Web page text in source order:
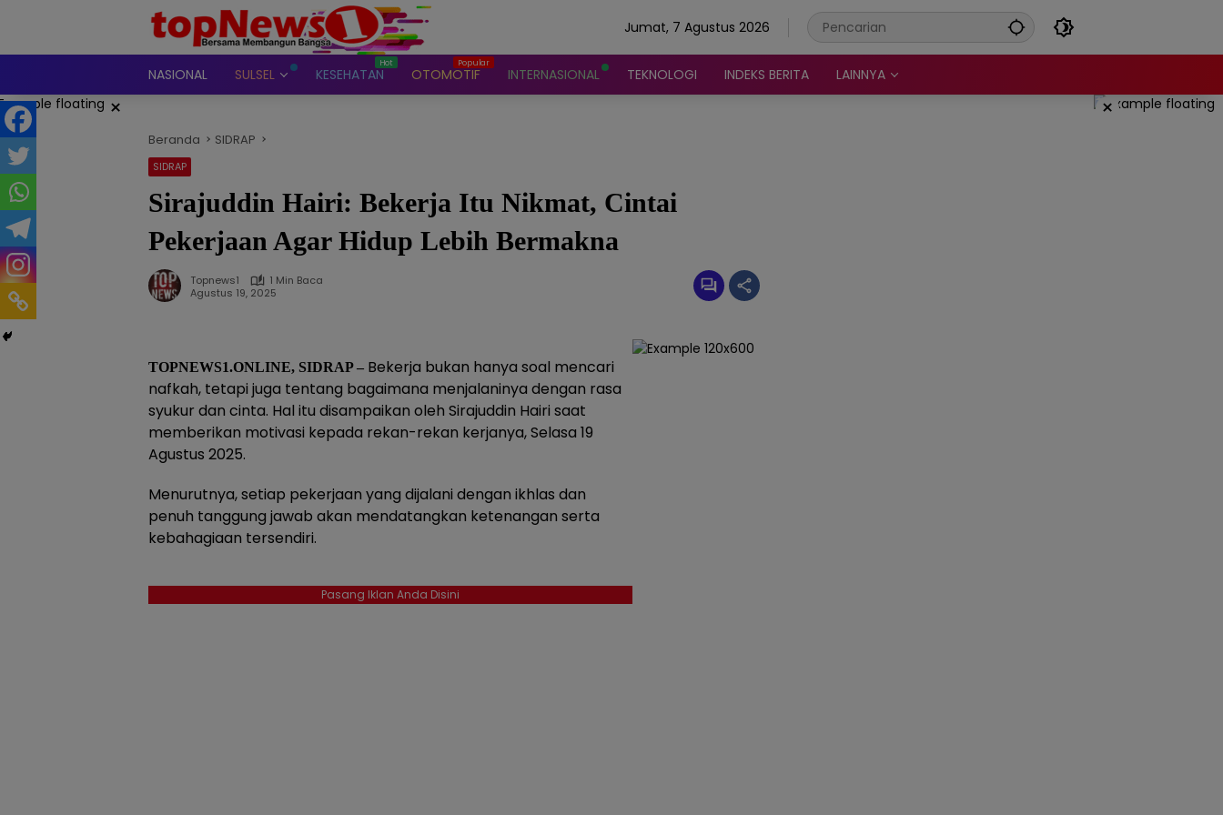
Jumat, 7 Agustus 2026
NASIONAL SULSEL KESEHATAN OTOMOTIF INTERNASIONAL TEKNOLOGI INDEKS BERITA LAINNYA
× ×
Beranda SIDRAP
SIDRAP
Sirajuddin Hairi: Bekerja Itu Nikmat, Cintai
Pekerjaan Agar Hidup Lebih Bermakna
Topnews1
1 Min Baca
Agustus 19, 2025
TOPNEWS1.ONLINE, SIDRAP – Bekerja bukan hanya soal mencari
nafkah, tetapi juga tentang bagaimana menjalaninya dengan rasa
syukur dan cinta. Hal itu disampaikan oleh Sirajuddin Hairi saat
memberikan motivasi kepada rekan-rekan kerjanya, Selasa 19
Agustus 2025.
Menurutnya, setiap pekerjaan yang dijalani dengan ikhlas dan
penuh tanggung jawab akan mendatangkan ketenangan serta
kebahagiaan tersendiri.
Pasang Iklan Anda Disini